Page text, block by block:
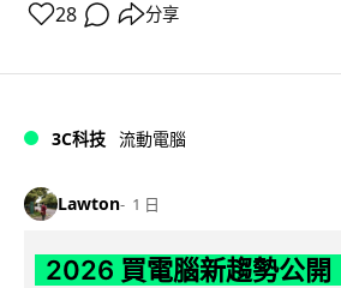
28 分享
3C科技 流動電腦
Lawton 1 日
2026 買電腦新趨勢公開